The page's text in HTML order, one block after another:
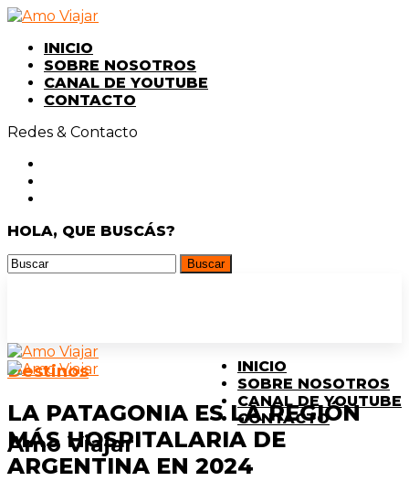
INICIO
SOBRE NOSOTROS
CANAL DE YOUTUBE
CONTACTO
Redes & Contacto
HOLA, QUE BUSCÁS?
Amo Viajar
INICIO
SOBRE NOSOTROS
CANAL DE YOUTUBE
CONTACTO
Destinos
LA PATAGONIA ES LA REGIÓN
MÁS HOSPITALARIA DE
ARGENTINA EN 2024